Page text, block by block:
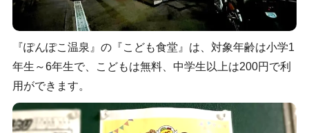
『ぽんぽこ温泉』の『こども食堂』は、対象年齢は小学1
年生～6年生で、こどもは無料、中学生以上は200円で利
用ができます。